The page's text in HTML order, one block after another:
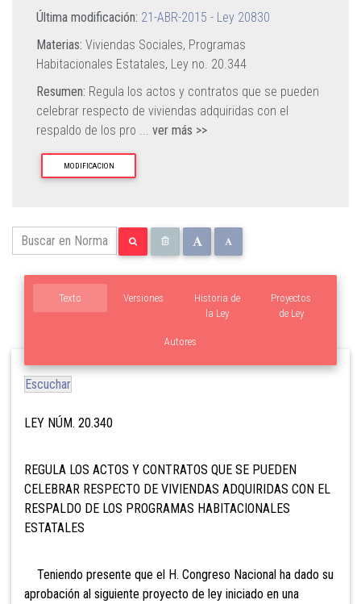
Última modificación: 21-ABR-2015 - Ley 20830
Materias: Viviendas Sociales, Programas
Habitacionales Estatales, Ley no. 20.344
Resumen: Regula los actos y contratos que se pueden
celebrar respecto de viviendas adquiridas con el
respaldo de los pro ... ver más >>
MODIFICACION
Texto Versiones
Proyectos
de Ley
Autores
Historia de
la Ley
Escuchar
LEY NÚM. 20.340
REGULA LOS ACTOS Y CONTRATOS QUE SE PUEDEN
CELEBRAR RESPECTO DE VIVIENDAS ADQUIRIDAS CON EL
RESPALDO DE LOS PROGRAMAS HABITACIONALES
ESTATALES
Teniendo presente que el H. Congreso Nacional ha dado su
aprobación al siguiente proyecto de ley iniciado en una